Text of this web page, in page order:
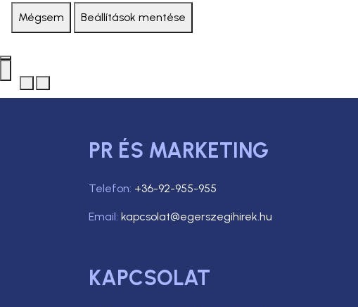
Mégsem Beállítások mentése
PR ÉS MARKETING
Telefon: +36-92-955-955
Email: kapcsolat@egerszegihirek.hu
KAPCSOLAT